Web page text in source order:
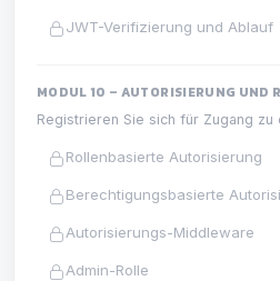
JWT-Verifizierung und Ablauf
MODUL 10 – AUTORISIERUNG UND
Registrieren Sie sich für Zugang zu
Rollenbasierte Autorisierung
Berechtigungsbasierte
Autorisierungs-Middleware
Admin-Rolle